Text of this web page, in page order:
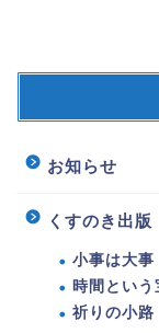
お知らせ
くすのき出版
小事は大事
時間という
祈りの小路